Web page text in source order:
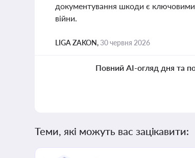
документування шкоди є ключовими
війни.
LIGA ZAKON,30 червня 2026
Повний AI-огляд дня та
Теми, які можуть вас зацікавити: